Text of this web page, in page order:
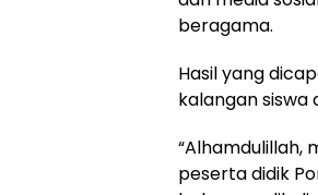
beragama.
Hasil yang
kalangan siswa
“Alhamdulillah,
peserta didik